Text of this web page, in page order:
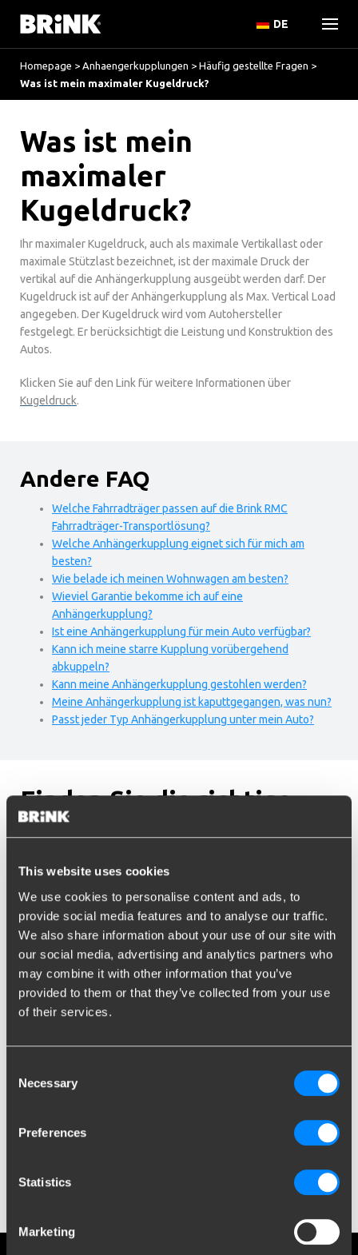
This website uses cookies
We use cookies to personalise content and ads, to
provide social media features and to analyse our traffic.
We also share information about your use of our site with
our social media, advertising and analytics partners who
may combine it with other information that you’ve
provided to them or that they’ve collected from your use
of their services.
Selection
Necessary
Preferences
Statistics
Marketing
DE
Homepage > Anhaengerkupplungen > Häufig gestellte Fragen >
Was ist mein maximaler Kugeldruck?
Was ist mein
maximaler
Kugeldruck?
Ihr maximaler Kugeldruck, auch als maximale Vertikallast oder
maximale Stützlast bezeichnet, ist der maximale Druck der
vertikal auf die Anhängerkupplung ausgeübt werden darf. Der
Kugeldruck ist auf der Anhängerkupplung als Max. Vertical Load
angegeben. Der Kugeldruck wird vom Autohersteller
festgelegt. Er berücksichtigt die Leistung und Konstruktion des
Autos.
Klicken Sie auf den Link für weitere Informationen über
Kugeldruck.
Andere FAQ
Welche Fahrradträger passen auf die Brink RMC
Fahrradträger-Transportlösung?
Welche Anhängerkupplung eignet sich für mich am
besten?
Wie belade ich meinen Wohnwagen am besten?
Wieviel Garantie bekomme ich auf eine
Anhängerkupplung?
Ist eine Anhängerkupplung für mein Auto verfügbar?
Kann ich meine starre Kupplung vorübergehend
abkuppeln?
Kann meine Anhängerkupplung gestohlen werden?
Meine Anhängerkupplung ist kaputtgegangen, was nun?
Passt jeder Typ Anhängerkupplung unter mein Auto?
Finden Sie die richtige
Anhängerkupplung für Ihr
Auto
Suche nach Fahrzeug
Marke
Marke eingeben oder auswählen...
Ergebnisse anzeigen